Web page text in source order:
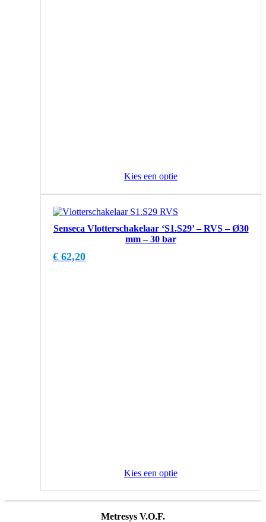
Kies een optie
Senseca Vlotterschakelaar ‘S1.S29’ – RVS – Ø30
mm – 30 bar
€ 62,20
Kies een optie
Metresys V.O.F.